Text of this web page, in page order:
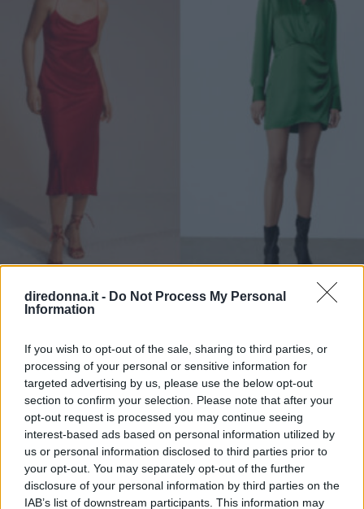
diredonna.it - Do Not Process My Personal
Information
If you wish to opt-out of the sale, sharing to third parties, or
processing of your personal or sensitive information for
targeted advertising by us, please use the below opt-out
section to confirm your selection. Please note that after your
opt-out request is processed you may continue seeing
interest-based ads based on personal information utilized by
us or personal information disclosed to third parties prior to
your opt-out. You may separately opt-out of the further
disclosure of your personal information by third parties on the
IAB’s list of downstream participants. This information may
MODA
indossare a Natale
Rosso, verde, bianco e blu, le tonalità di moda che
indosseremo durante le festività natalizie secondo l'Istituto
Pantone
MARTA FRANCESCA PULVIRENTI